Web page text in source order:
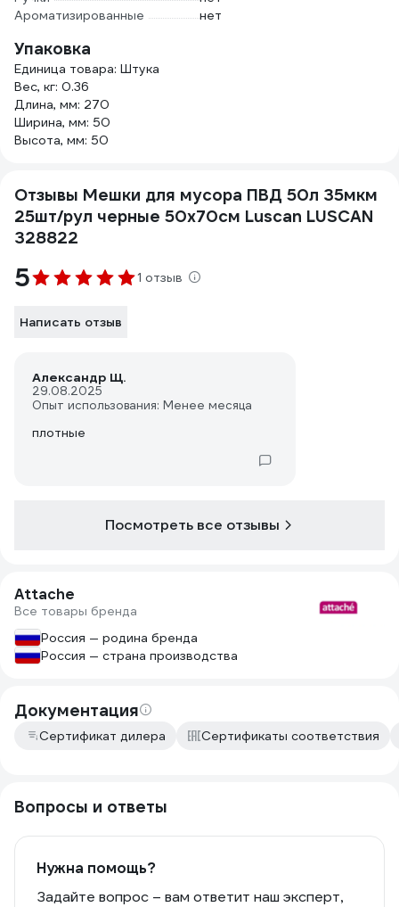
Ароматизированные
нет
Упаковка
Единица товара: Штука
Вес, кг: 0.36
Длина, мм: 270
Ширина, мм: 50
Высота, мм: 50
Отзывы Мешки для мусора ПВД 50л 35мкм
25шт/рул черные 50х70см Luscan LUSCAN
328822
5 1 отзыв
Написать отзыв
Александр Щ.
29.08.2025
Опыт использования: Менее месяца
плотные
Посмотреть все отзывы
Attache
Все товары бренда
Россия — родина бренда
Россия — страна производства
Документация
Сертификат дилера Сертификаты соответствия
Вопросы и ответы
Нужна помощь?
Задайте вопрос – вам ответит наш эксперт,